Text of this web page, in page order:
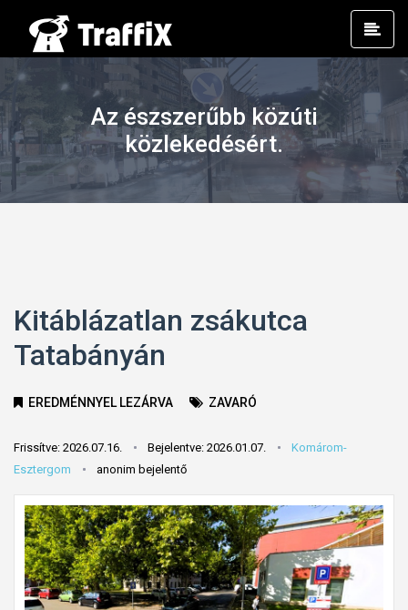
Az észszerűbb közúti
közlekedésért.
Kitáblázatlan zsákutca
Tatabányán
EREDMÉNNYEL LEZÁRVA ZAVARÓ
Frissítve: 2026.07.16. Bejelentve: 2026.01.07.
Komárom-
Esztergom
anonim bejelentő